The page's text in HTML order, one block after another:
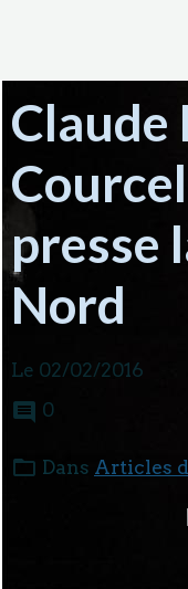
presse
Nord
Le 02/02/2016
0
Dans Articles